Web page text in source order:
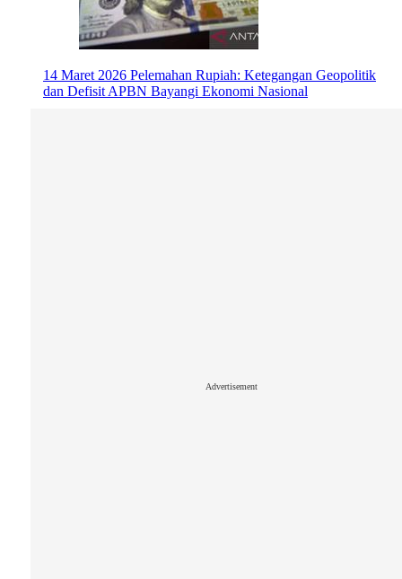
14 Maret 2026 Pelemahan Rupiah: Ketegangan Geopolitik
dan Defisit APBN Bayangi Ekonomi Nasional
Advertisement